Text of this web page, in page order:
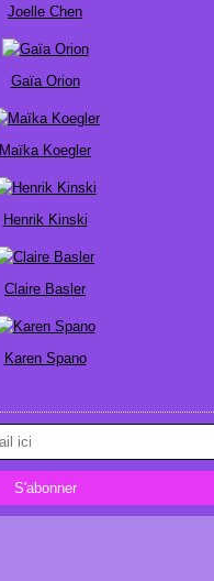
Joelle Chen
Gaïa Orion
Maïka Koegler
Henrik Kinski
Claire Basler
Karen Spano